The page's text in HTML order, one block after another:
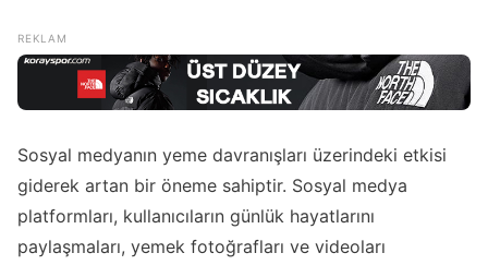
Sosyal medyanın yeme davranışları üzerindeki etkisi
giderek artan bir öneme sahiptir. Sosyal medya
platformları, kullanıcıların günlük hayatlarını
paylaşmaları, yemek fotoğrafları ve videoları